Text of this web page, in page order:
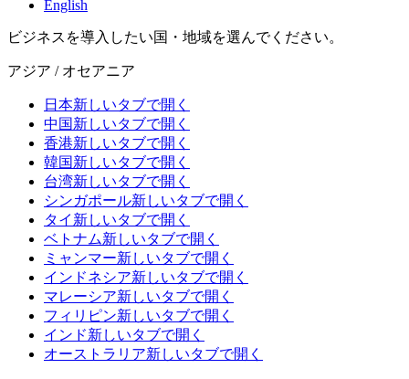
English
ビジネスを導入したい国・地域を選んでください。
アジア / オセアニア
日本新しいタブで開く
中国新しいタブで開く
香港新しいタブで開く
韓国新しいタブで開く
台湾新しいタブで開く
シンガポール新しいタブで開く
タイ 新しいタブで開く
ベトナム新しいタブで開く
ミャンマー新しいタブで開く
インドネシア新しいタブで開く
マレーシア新しいタブで開く
フィリピン新しいタブで開く
インド新しいタブで開く
オーストラリア新しいタブで開く